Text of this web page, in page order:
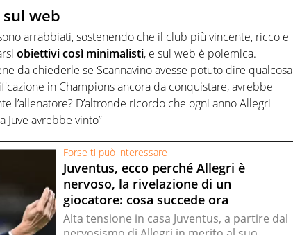
web
arrabbiati, sostenendo che il club più vincente, ricco e
obiettivi così minimalisti, e sul web è polemica.
da chiederle se Scannavino avesse potuto dire qualcosa
in Champions ancora da conquistare, avrebbe
l’allenatore? D’altronde ricordo che ogni anno Allegri
Juve avrebbe vinto”
Forse ti può interessare
Juventus, ecco perché Allegri è
nervoso, la rivelazione di un
giocatore: cosa succede ora
Alta tensione in casa Juventus, a partire dal